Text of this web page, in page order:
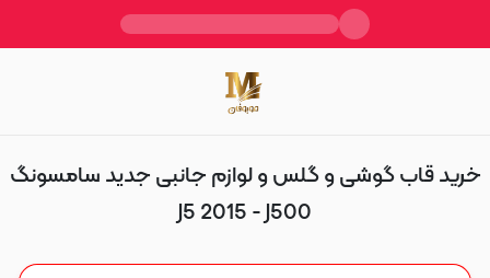
J5 2015 - J500
خرید قاب گوشی و گلس و لوازم جانبی جدید سامسونگ
J5 2015 - J500